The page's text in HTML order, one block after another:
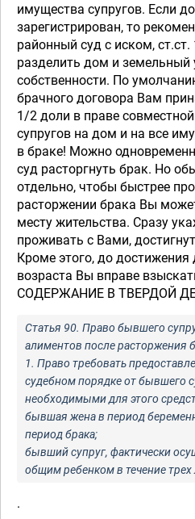
имущества супругов. Если
зарегистрирован, то
районный суд с иском, ст.ст.
разделить дом и земельный
собственности. По
брачного договора Вам
1/2 доли в праве
супругов на дом и на все
в браке! Можно
суд расторгнуть брак. Но
отдельно, чтобы быстрее
расторжении брака Вы
месту жительства. Сразу
проживать с Вами,
Кроме этого, до достижения
возраста Вы вправе
СОДЕРЖАНИЕ В ТВЕРДОЙ
Статья 90. Право бывшего
алиментов после расторжения
1. Право требовать
судебном порядке от бывшего
необходимыми для этого
бывшая жена в период
период брака;
бывший супруг, фактически
общим ребенком в течение
.